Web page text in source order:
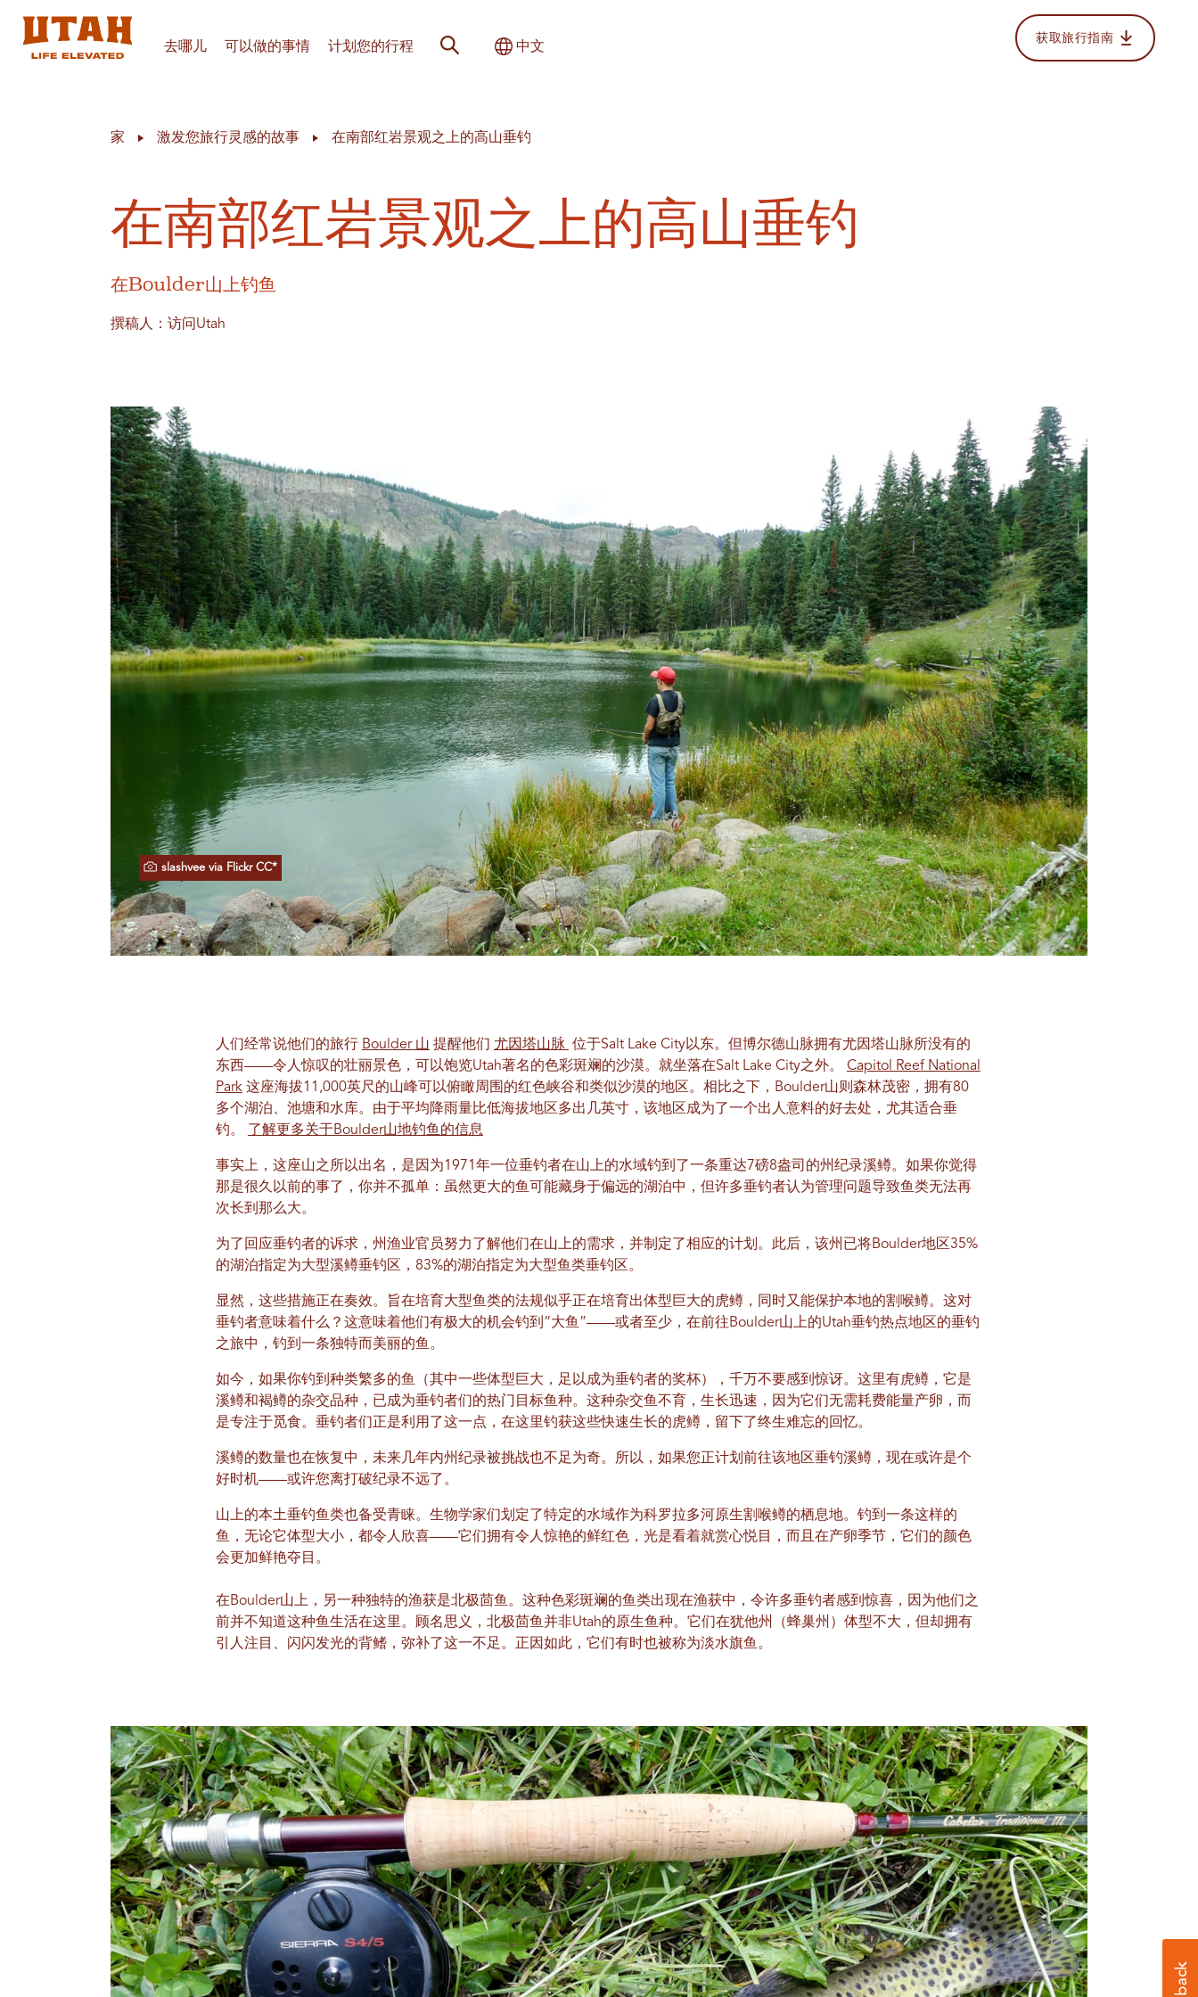
去哪儿 可以做的事情 计划您的行程 网站搜索切换国际
中文 获取旅行指南
家 激发您旅行灵感的故事 在南部红岩景观之上的高山垂钓
在南部红岩景观之上的高山垂钓
在Boulder山上钓鱼
撰稿人：访问Utah
slashvee via Flickr CC*
人们经常说他们的旅行 Boulder 山 提醒他们 尤因塔山脉 位于Salt Lake City以东。但博尔德山脉拥有尤因塔山脉所没有的
东西——令人惊叹的壮丽景色，可以饱览Utah著名的色彩斑斓的沙漠。就坐落在Salt Lake City之外。 Capitol Reef National
Park这座海拔11,000英尺的山峰可以俯瞰周围的红色峡谷和类似沙漠的地区。相比之下，Boulder山则森林茂密，拥有80
多个湖泊、池塘和水库。由于平均降雨量比低海拔地区多出几英寸，该地区成为了一个出人意料的好去处，尤其适合垂
钓。
了解更多关于Boulder山地钓鱼的信息
事实上，这座山之所以出名，是因为1971年一位垂钓者在山上的水域钓到了一条重达7磅8盎司的州纪录溪鳟。如果你觉得
那是很久以前的事了，你并不孤单：虽然更大的鱼可能藏身于偏远的湖泊中，但许多垂钓者认为管理问题导致鱼类无法再
次长到那么大。
为了回应垂钓者的诉求，州渔业官员努力了解他们在山上的需求，并制定了相应的计划。此后，该州已将Boulder地区35%
的湖泊指定为大型溪鳟垂钓区，83%的湖泊指定为大型鱼类垂钓区。
显然，这些措施正在奏效。旨在培育大型鱼类的法规似乎正在培育出体型巨大的虎鳟，同时又能保护本地的割喉鳟。这对
垂钓者意味着什么？这意味着他们有极大的机会钓到“大鱼”——或者至少，在前往Boulder山上的Utah垂钓热点地区的垂钓
之旅中，钓到一条独特而美丽的鱼。
如今，如果你钓到种类繁多的鱼（其中一些体型巨大，足以成为垂钓者的奖杯），千万不要感到惊讶。这里有虎鳟，它是
溪鳟和褐鳟的杂交品种，已成为垂钓者们的热门目标鱼种。这种杂交鱼不育，生长迅速，因为它们无需耗费能量产卵，而
是专注于觅食。垂钓者们正是利用了这一点，在这里钓获这些快速生长的虎鳟，留下了终生难忘的回忆。
溪鳟的数量也在恢复中，未来几年内州纪录被挑战也不足为奇。所以，如果您正计划前往该地区垂钓溪鳟，现在或许是个
好时机——或许您离打破纪录不远了。
山上的本土垂钓鱼类也备受青睐。生物学家们划定了特定的水域作为科罗拉多河原生割喉鳟的栖息地。钓到一条这样的
鱼，无论它体型大小，都令人欣喜——它们拥有令人惊艳的鲜红色，光是看着就赏心悦目，而且在产卵季节，它们的颜色
会更加鲜艳夺目。
在Boulder山上，另一种独特的渔获是北极茴鱼。这种色彩斑斓的鱼类出现在渔获中，令许多垂钓者感到惊喜，因为他们之
前并不知道这种鱼生活在这里。顾名思义，北极茴鱼并非Utah的原生鱼种。它们在犹他州（蜂巢州）体型不大，但却拥有
引人注目、闪闪发光的背鳍，弥补了这一不足。正因如此，它们有时也被称为淡水旗鱼。